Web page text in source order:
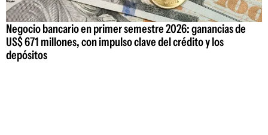
Negocio bancario en primer semestre 2026: ganancias de
US$ 671 millones, con impulso clave del crédito y los
depósitos